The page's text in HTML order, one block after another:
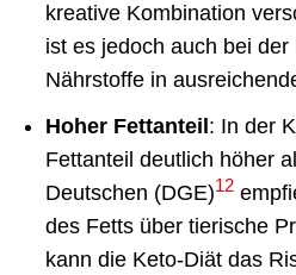
kreative Kombination
ist es jedoch auch bei
Nährstoffe in
Hoher Fettanteil: In der
Fettanteil deutlich höher
Deutschen (DGE)12
des Fetts über tierische
kann die Keto-Diät das